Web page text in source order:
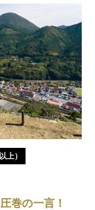
巻の一言！
上）